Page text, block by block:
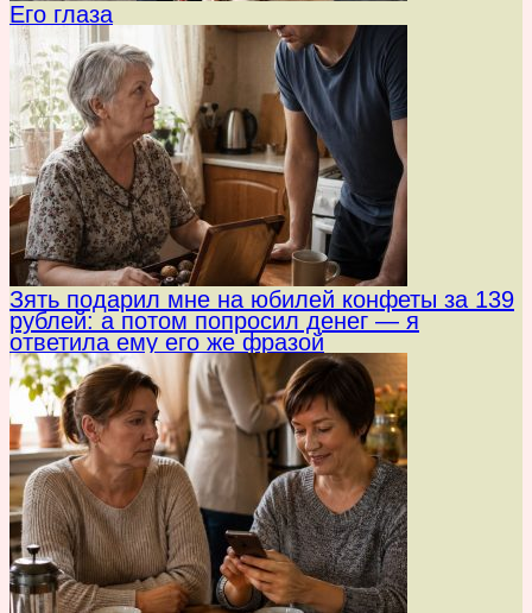
Его глаза
Зять подарил мне на юбилей конфеты за 139
рублей: а потом попросил денег — я
ответила ему его же фразой